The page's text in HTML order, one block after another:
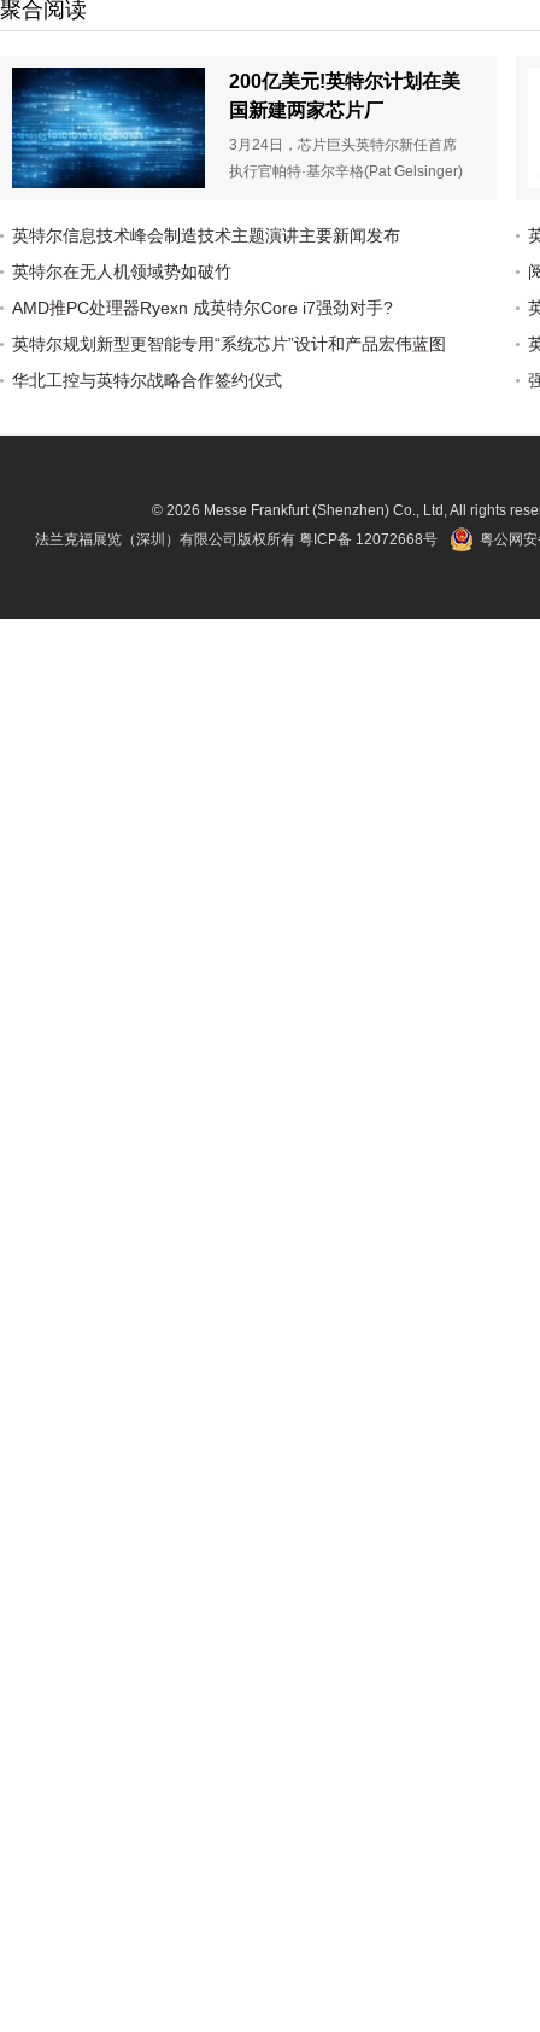
聚合阅读
200亿美元!英特尔计划在美
国新建两家芯片厂
3月24日，芯片巨头英特尔新任首席
执行官帕特·基尔辛格(Pat Gelsinger)
国亚利桑那州新建两家芯片工厂，此
位。
英特尔信息技术峰会制造技术主题演讲主要新闻发布
英特尔在无人机领域势如破竹
AMD推PC处理器Ryexn 成英特尔Core i7强劲对手?
英特尔规划新型更智能专用“系统芯片”设计和产品宏伟蓝图
华北工控与英特尔战略合作签约仪式
© 2026 Messe Frankfurt (Shenzhen) Co., Ltd, All rights
法兰克福展览（深圳）有限公司版权所有 粤ICP备 12072668号 粤公网